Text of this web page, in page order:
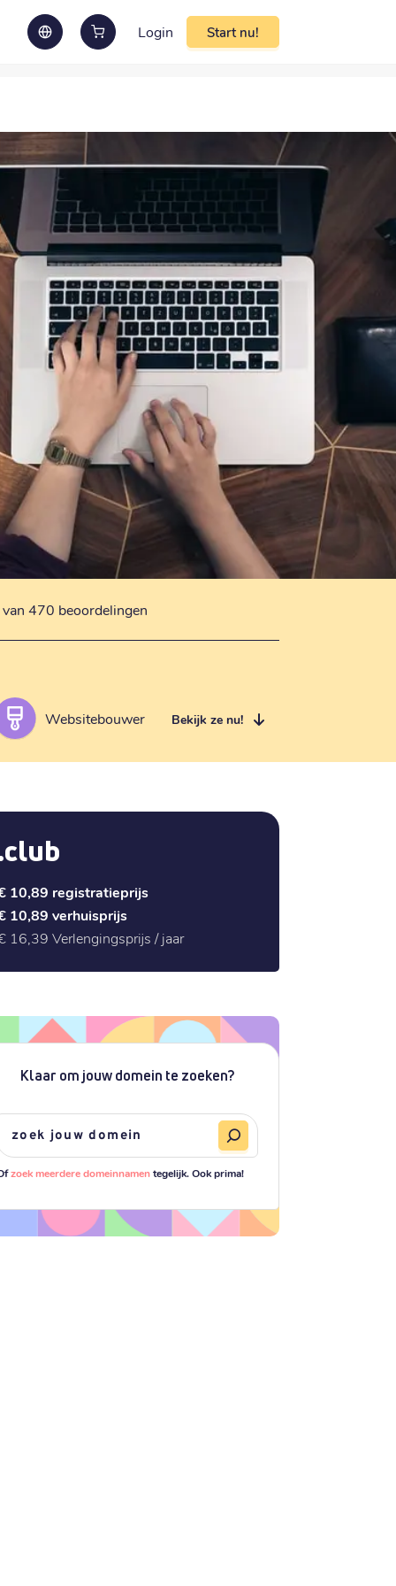
Login Start nu!
470 beoordelingen
Websitebouwer Bekijk ze nu!
10,89 registratieprijs
10,89 verhuisprijs
16,39 Verlengingsprijs / jaar
Klaar om jouw domein te zoeken?
zoek meerdere domeinnamentegelijk. Ook prima!